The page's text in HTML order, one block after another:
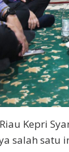
Riau Kepri
salah satu